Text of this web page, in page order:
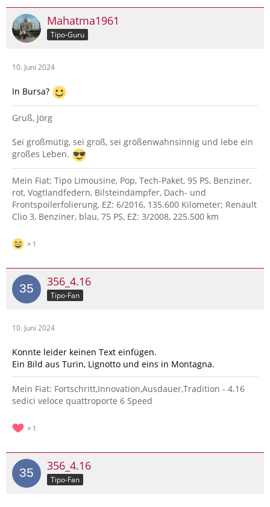
Mahatma1961
Tipo-Guru
10. Juni 2024
In Bursa?
Gruß, Jörg
Sei großmütig, sei groß, sei größenwahnsinnig und lebe ein
großes Leben.
Mein Fiat: Tipo Limousine, Pop, Tech-Paket, 95 PS, Benziner,
rot, Vogtlandfedern, Bilsteindämpfer, Dach- und
Frontspoilerfolierung, EZ: 6/2016, 135.600 Kilometer; Renault
Clio 3, Benziner, blau, 75 PS, EZ: 3/2008, 225.500 km
1
356_4.16
Tipo-Fan
10. Juni 2024
Konnte leider keinen Text einfügen.
Ein Bild aus Turin, Lignotto und eins in Montagna.
Mein Fiat: Fortschritt,Innovation,Ausdauer,Tradition - 4.16
sedici veloce quattroporte 6 Speed
1
356_4.16
Tipo-Fan